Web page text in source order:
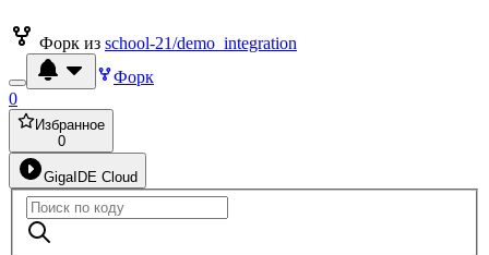
Форк из school-21/demo_integration
Форк
0
Избранное
0
GigaIDE Cloud